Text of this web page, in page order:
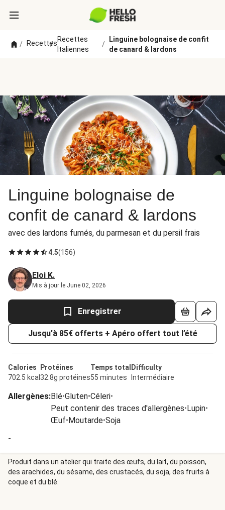
/ Recettes
/
Recettes
Italiennes
/
Linguine bolognaise de confit
de canard & lardons
Linguine bolognaise de
confit de canard & lardons
avec des lardons fumés, du parmesan et du persil frais
4.5(156)
Eloi K.
Mis à jour le June 02, 2026
Enregistrer
Jusqu'à 85€ offerts + Apéro offert tout l’été
Calories
702.5 kcal
Protéines
32.8g protéines
Temps total
55 minutes
Difficulty
Intermédiaire
Allergènes:Blé•Gluten•Céleri•
Peut contenir des traces d'allergènes•Lupin•
Œuf•Moutarde•Soja
-
Produit dans un atelier qui traite des œufs, du lait, du poisson,
des arachides, du sésame, des crustacés, du soja, des fruits à
coque et du blé.